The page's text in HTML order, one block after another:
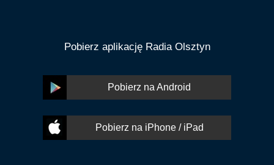
Pobierz aplikację Radia Olsztyn
Pobierz na Android
Pobierz na iPhone / iPad